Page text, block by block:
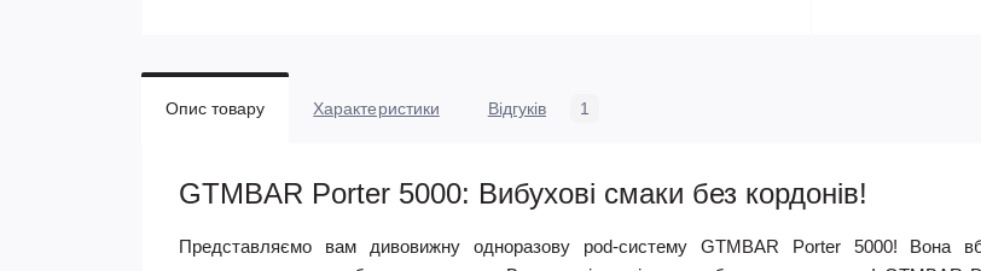
Опис товару Характеристики Відгуків 1
GTMBAR Porter 5000: Вибухові смаки без кордонів!
Представляємо вам дивовижну одноразову pod-систему GTMBAR Porter 5000! Вона